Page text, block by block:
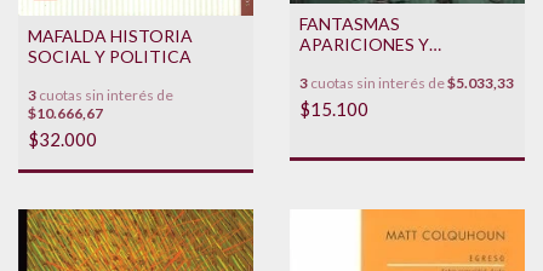
MAFALDA HISTORIA
SOCIAL Y POLITICA
3 cuotas sin interés de
$10.666,67
$32.000
FANTASMAS
APARICIONES Y
ALLA
3 cuotas sin interés de$5.033,33
$15.100